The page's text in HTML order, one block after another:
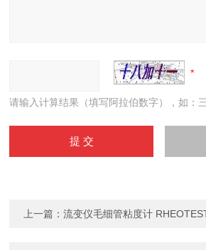
请输入计算结果（填写阿拉伯数字），如：
上一篇：流变仪毛细管粘度计